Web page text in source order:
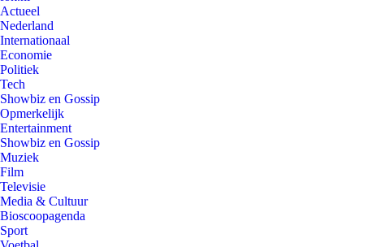
Actueel
Nederland
Internationaal
Economie
Politiek
Tech
Showbiz en Gossip
Opmerkelijk
Entertainment
Showbiz en Gossip
Muziek
Film
Televisie
Media & Cultuur
Bioscoopagenda
Sport